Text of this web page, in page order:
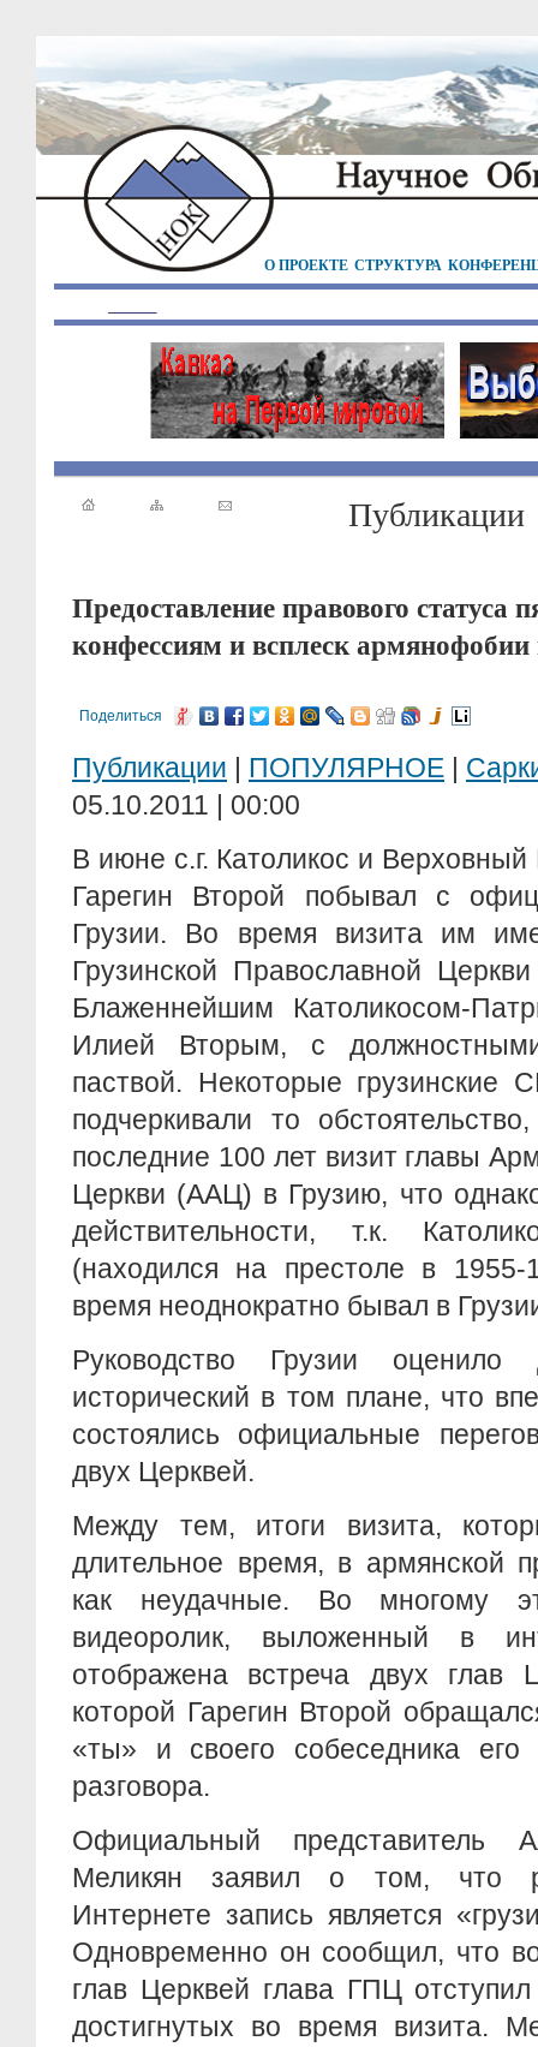
О ПРОЕКТЕ СТРУКТУРА
Публикации
Предоставление правового статуса
конфессиям и всплеск армянофобии
Поделиться
Публикации | ПОПУЛЯРНОЕ |
05.10.2011 | 00:00
В июне с.г. Католикос и
Гарегин Второй побывал с
Грузии. Во время визита им
Грузинской Православной
Блаженнейшим Католикосом-
Илией Вторым, с
паствой. Некоторые грузинские
подчеркивали то
последние 100 лет визит главы
Церкви (ААЦ) в Грузию, что
действительности, т.к.
(находился на престоле в 1955-
время неоднократно бывал в
Руководство Грузии
исторический в том плане, что
состоялись официальные
двух Церквей.
Между тем, итоги визита,
длительное время, в армянской
как неудачные. Во многому
видеоролик, выложенный в
отображена встреча двух
которой Гарегин Второй
«ты» и своего собеседника
разговора.
Официальный
Меликян заявил о том, что
Интернете запись является
Одновременно он сообщил, что
глав Церквей глава ГПЦ
достигнутых во время визита.